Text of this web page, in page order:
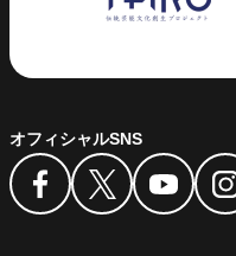
オフィシャルSNS